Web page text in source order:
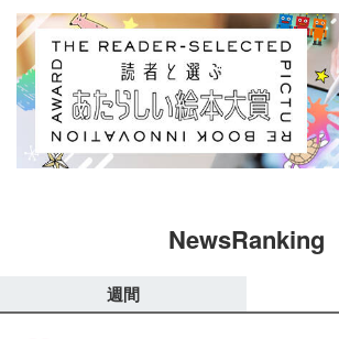
NewsRanking
週間